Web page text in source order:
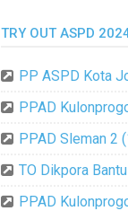
TRY OUT ASPD
PP ASPD Kota
PPAD
PPAD Sleman 2
TO Dikpora
PPAD